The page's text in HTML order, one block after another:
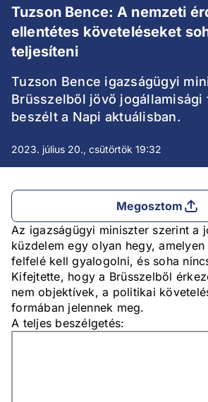
Tuzson Bence: A nemzeti
ellentétes követeléseket
teljesíteni
Tuzson Bence igazságügyi
Brüsszelből jövő
beszélt a Napi aktuálisban.
2023. július 20., csütörtök 19:32
Megosztom
Az igazságügyi miniszter szerint a
küzdelem egy olyan hegy,
felfelé kell gyalogolni, és soha
Kifejtette, hogy a Brüsszelből
nem objektívek, a politikai
formában jelennek meg.
A teljes beszélgetés: